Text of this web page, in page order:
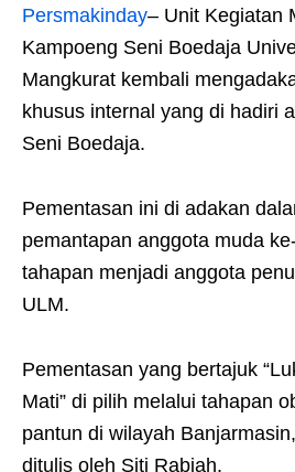
Persmakinday– Unit Kegiatan
Kampoeng Seni Boedaja
Mangkurat kembali
khusus internal yang di hadiri
Seni Boedaja.
Pementasan ini di adakan
pemantapan anggota muda
tahapan menjadi anggota
ULM.
Pementasan yang bertajuk
Mati” di pilih melalui tahapan
pantun di wilayah
ditulis oleh Siti Rabiah.